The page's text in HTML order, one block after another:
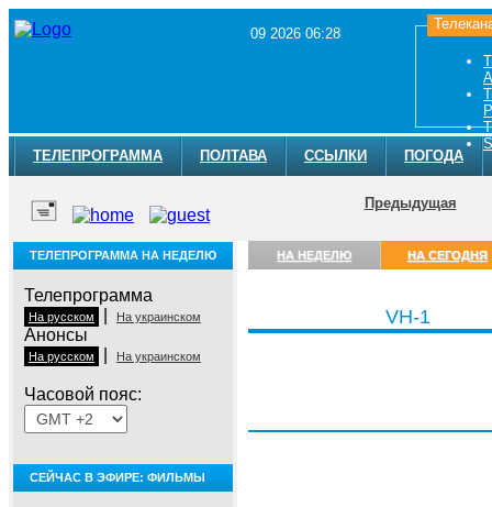
09 2026 06:28
ТЕЛЕПРОГРАММА ПОЛТАВА ССЫЛКИ ПОГОДА
Предыдущая
ТЕЛЕПРОГРАММА НА НЕДЕЛЮ
Телепрограмма
На русском На украинском
Анонсы
На русском На украинском
Часовой пояс:
СЕЙЧАС В ЭФИРЕ: ФИЛЬМЫ
НА НЕДЕЛЮ НА СЕГОДНЯ
VH-1